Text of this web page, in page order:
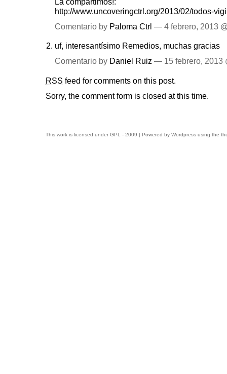
http://www.uncoveringctrl.org/2013/02/todos-
Comentario by Paloma Ctrl — 4 febrero, 2013
uf, interesantísimo Remedios, muchas gracias
Comentario by Daniel Ruiz — 15 febrero, 2013
RSS feed for comments on this post.
Sorry, the comment form is closed at this time.
This work is licensed under GPL - 2009 | Powered by Wordpress using the